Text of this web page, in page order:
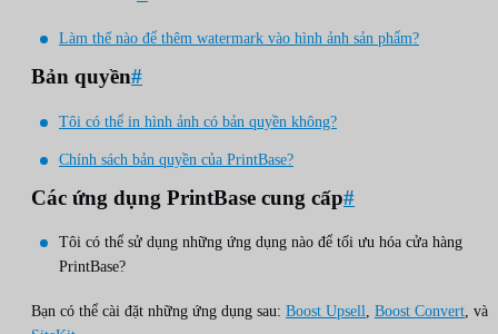
Làm thế nào để thêm watermark vào hình ảnh sản phẩm?
Bản quyền#
Tôi có thể in hình ảnh có bản quyền không?
Chính sách bản quyền của PrintBase?
Các ứng dụng PrintBase cung cấp#
Tôi có thể sử dụng những ứng dụng nào để tối ưu hóa cửa hàng
PrintBase?
Bạn có thể cài đặt những ứng dụng sau: Boost Upsell Boost Convert , và